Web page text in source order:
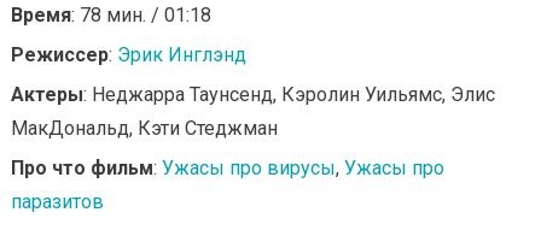
Время: 78 мин. / 01:18
Режиссер: Эрик Инглэнд
Актеры: Неджарра Таунсенд, Кэролин Уильямс, Элис
МакДональд, Кэти Стеджман
Про что фильм: Ужасы про вирусы, Ужасы про
паразитов